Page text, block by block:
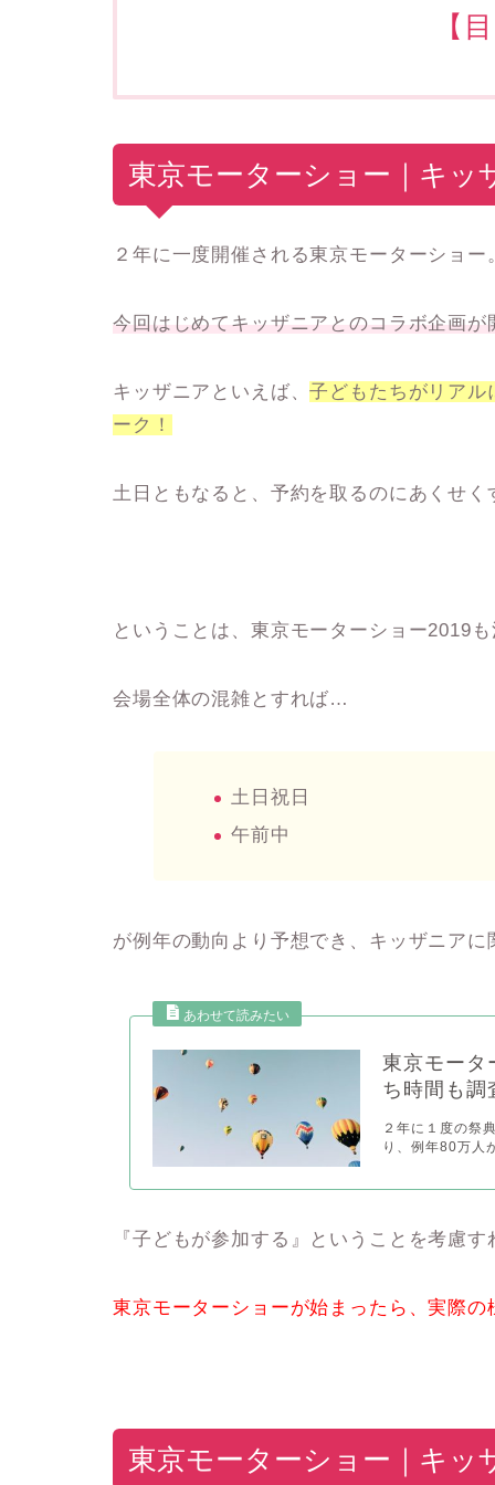
【
東京モーターショー｜キッ
２年に一度開催される東京モーターショー
今回はじめてキッザニアとのコラボ企画が
キッザニアといえば、子どもたちがリアル
ーク！
土日ともなると、予約を取るのにあくせ
ということは、東京モーターショー2019
会場全体の混雑とすれば…
土日祝日
午前中
が例年の動向より予想でき、キッザニア
東京モータ
ち時間も調
２年に１度の祭
り、例年80万人
『子どもが参加する』ということを考慮
東京モーターショーが始まったら、実際
東京モーターショー｜キッ